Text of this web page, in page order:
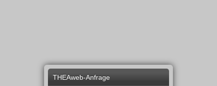
THEAweb-Anfrage